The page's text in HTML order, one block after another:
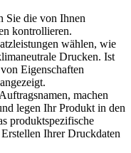
Sie die von Ihnen
kontrollieren.
wählen, wie
Drucken. Ist
Eigenschaften
machen
legen Ihr Produkt in den
produktspezifische
Ihrer Druckdaten